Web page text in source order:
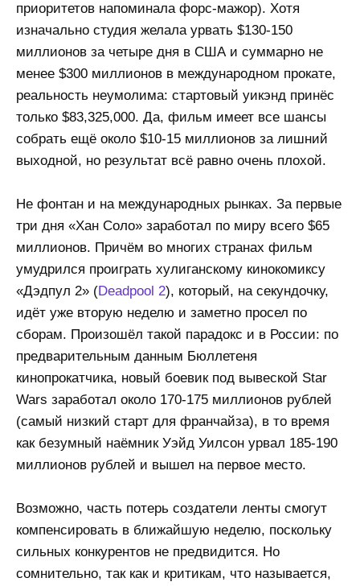
приоритетов напоминала форс-мажор). Хотя
изначально студия желала урвать $130-150
миллионов за четыре дня в США и суммарно не
менее $300 миллионов в международном прокате,
реальность неумолима: стартовый уикэнд принёс
только $83,325,000. Да, фильм имеет все шансы
собрать ещё около $10-15 миллионов за лишний
выходной, но результат всё равно очень плохой.
Не фонтан и на международных рынках. За первые
три дня «Хан Соло» заработал по миру всего $65
миллионов. Причём во многих странах фильм
умудрился проиграть хулиганскому кинокомиксу
«Дэдпул 2» (Deadpool 2), который, на секундочку,
идёт уже вторую неделю и заметно просел по
сборам. Произошёл такой парадокс и в России: по
предварительным данным Бюллетеня
кинопрокатчика, новый боевик под вывеской Star
Wars заработал около 170-175 миллионов рублей
(самый низкий старт для франчайза), в то время
как безумный наёмник Уэйд Уилсон урвал 185-190
миллионов рублей и вышел на первое место.
Возможно, часть потерь создатели ленты смогут
компенсировать в ближайшую неделю, поскольку
сильных конкурентов не предвидится. Но
сомнительно, так как и критикам, что называется,